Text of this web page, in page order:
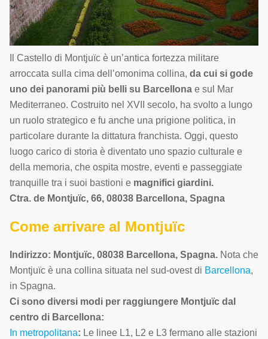
Il Castello di Montjuïc è un’antica fortezza militare
arroccata sulla cima dell’omonima collina, da cui si gode
uno dei panorami più belli su Barcellona e sul Mar
Mediterraneo. Costruito nel XVII secolo, ha svolto a lungo
un ruolo strategico e fu anche una prigione politica, in
particolare durante la dittatura franchista. Oggi, questo
luogo carico di storia è diventato uno spazio culturale e
della memoria, che ospita mostre, eventi e passeggiate
tranquille tra i suoi bastioni e magnifici giardini.
Ctra. de Montjuïc, 66, 08038 Barcellona, Spagna
Come arrivare al Montjuïc
Indirizzo: Montjuïc, 08038 Barcellona, Spagna. Nota che
Montjuïc è una collina situata nel sud-ovest di Barcellona,
in Spagna.
Ci sono diversi modi per raggiungere Montjuïc dal
centro di Barcellona:
In metropolitana: Le linee L1, L2 e L3 fermano alle stazioni